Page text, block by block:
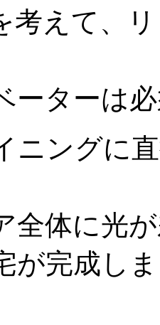
考えて、
ーターは
ニングに
全体に光
が完成し